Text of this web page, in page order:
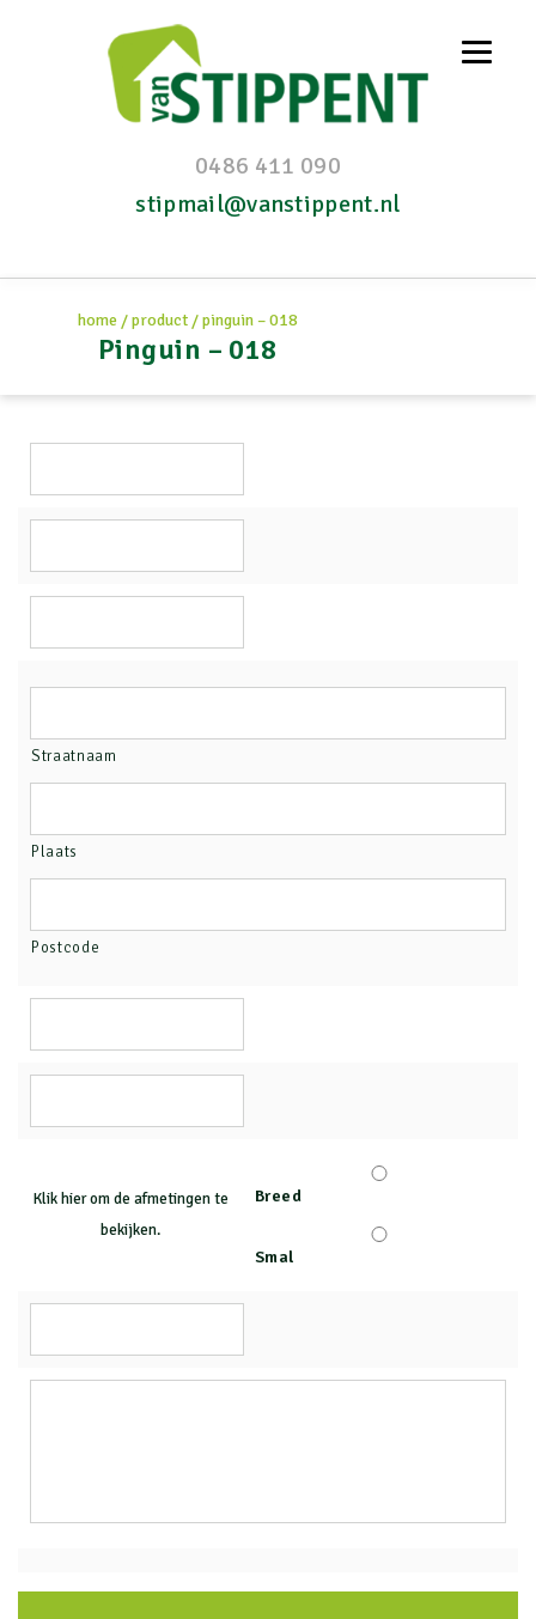
0486 411 090
stipmail@vanstippent.nl
Pinguin – 018
home /product/pinguin – 018
Straatnaam
Plaats
Postcode
Klik hier om de afmetingen te
bekijken.
Breed
Smal